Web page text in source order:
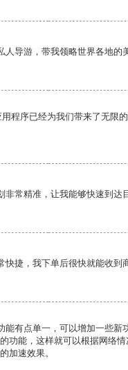
人导游，带我领略世界各地的
程序已经为我们带来了无限
非常精准，让我能够快速到达
快捷，我下单后很快就能收到
能有点单一，可以增加一些新
功能，这样就可以根据网络
加速效果。